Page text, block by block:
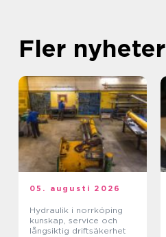
Fler nyheter
05. augusti 2026
Hydraulik i norrköping
kunskap, service och
långsiktig driftsäkerhet